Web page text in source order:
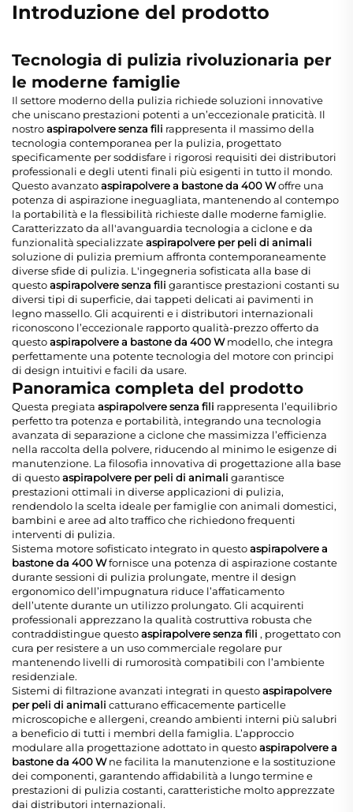
Introduzione del prodotto
Tecnologia di pulizia rivoluzionaria per
le moderne famiglie
Il settore moderno della pulizia richiede soluzioni innovative
che uniscano prestazioni potenti a un’eccezionale praticità. Il
nostroaspirapolvere senza fili rappresenta il massimo della
tecnologia contemporanea per la pulizia, progettato
specificamente per soddisfare i rigorosi requisiti dei distributori
professionali e degli utenti finali più esigenti in tutto il mondo.
Questo avanzatoaspirapolvere a bastone da 400 Woffre una
potenza di aspirazione ineguagliata, mantenendo al contempo
la portabilità e la flessibilità richieste dalle moderne famiglie.
Caratterizzato da all'avanguardia tecnologia a ciclone e da
funzionalità specializzateaspirapolvere per peli di animali
soluzione di pulizia premium affronta contemporaneamente
diverse sfide di pulizia. L'ingegneria sofisticata alla base di
questoaspirapolvere senza fili garantisce prestazioni costanti su
diversi tipi di superficie, dai tappeti delicati ai pavimenti in
legno massello. Gli acquirenti e i distributori internazionali
riconoscono l’eccezionale rapporto qualità-prezzo offerto da
questoaspirapolvere a bastone da 400 Wmodello, che integra
perfettamente una potente tecnologia del motore con principi
di design intuitivi e facili da usare.
Panoramica completa del prodotto
Questa pregiata aspirapolvere senza fili rappresenta l’equilibrio
perfetto tra potenza e portabilità, integrando una tecnologia
avanzata di separazione a ciclone che massimizza l’efficienza
nella raccolta della polvere, riducendo al minimo le esigenze di
manutenzione. La filosofia innovativa di progettazione alla base
di questoaspirapolvere per peli di animali garantisce
prestazioni ottimali in diverse applicazioni di pulizia,
rendendolo la scelta ideale per famiglie con animali domestici,
bambini e aree ad alto traffico che richiedono frequenti
interventi di pulizia.
Sistema motore sofisticato integrato in questoaspirapolvere a
bastone da 400 Wfornisce una potenza di aspirazione costante
durante sessioni di pulizia prolungate, mentre il design
ergonomico dell’impugnatura riduce l’affaticamento
dell’utente durante un utilizzo prolungato. Gli acquirenti
professionali apprezzano la qualità costruttiva robusta che
contraddistingue questoaspirapolvere senza fili , progettato con
cura per resistere a un uso commerciale regolare pur
mantenendo livelli di rumorosità compatibili con l’ambiente
residenziale.
Sistemi di filtrazione avanzati integrati in questoaspirapolvere
per peli di animali catturano efficacemente particelle
microscopiche e allergeni, creando ambienti interni più salubri
a beneficio di tutti i membri della famiglia. L’approccio
modulare alla progettazione adottato in questoaspirapolvere a
bastone da 400 Wne facilita la manutenzione e la sostituzione
dei componenti, garantendo affidabilità a lungo termine e
prestazioni di pulizia costanti, caratteristiche molto apprezzate
dai distributori internazionali.